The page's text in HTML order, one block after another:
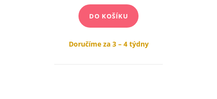
DO KOŠÍKU
Doručíme za 3 – 4 týdny